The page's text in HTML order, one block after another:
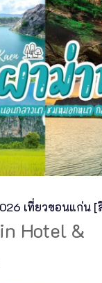
เที่ยวขอนแก่น
Hotel &